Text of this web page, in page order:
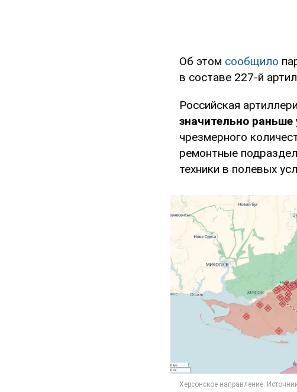
Об этом сообщило
в составе 227-й
Российская
значительно
чрезмерного
ремонтные
техники в полевых